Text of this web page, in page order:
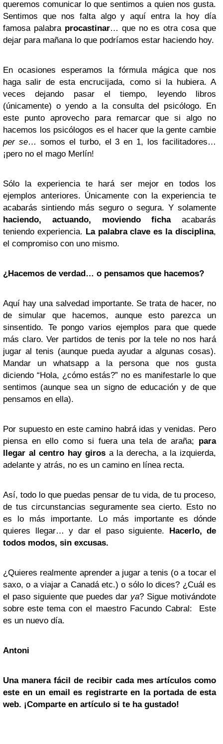
queremos comunicar lo que sentimos a quien nos gusta.
Sentimos que nos falta algo y aquí entra la hoy día
famosa palabra procastinar… que no es otra cosa que
dejar para mañana lo que podríamos estar haciendo hoy.
En ocasiones esperamos la fórmula mágica que nos
haga salir de esta encrucijada, como si la hubiera. A
veces dejando pasar el tiempo, leyendo libros
(únicamente) o yendo a la consulta del psicólogo. En
este punto aprovecho para remarcar que si algo no
hacemos los psicólogos es el hacer que la gente cambie
per se… somos el turbo, el 3 en 1, los facilitadores…
¡pero no el mago Merlín!
Sólo la experiencia te hará ser mejor en todos los
ejemplos anteriores. Únicamente con la experiencia te
acabarás sintiendo más seguro o segura. Y solamente
haciendo, actuando, moviendo fichaacabarás
teniendo experiencia. La palabra clave es la disciplina,
el compromiso con uno mismo.
¿Hacemos de verdad… o pensamos que hacemos?
Aquí hay una salvedad importante. Se trata de hacer, no
de simular que hacemos, aunque esto parezca un
sinsentido. Te pongo varios ejemplos para que quede
más claro. Ver partidos de tenis por la tele no nos hará
jugar al tenis (aunque pueda ayudar a algunas cosas).
Mandar un whatsapp a la persona que nos gusta
diciendo “Hola, ¿cómo estás?” no es manifestarle lo que
sentimos (aunque sea un signo de educación y de que
pensamos en ella).
Por supuesto en este camino habrá idas y venidas. Pero
piensa en ello como si fuera una tela de araña; para
llegar al centro hay girosa la derecha, a la izquierda,
adelante y atrás, no es un camino en línea recta.
Así, todo lo que puedas pensar de tu vida, de tu proceso,
de tus circunstancias seguramente sea cierto. Esto no
es lo más importante. Lo más importante es dónde
quieres llegar… y dar el paso siguiente. Hacerlo, de
todos modos, sin excusas.
¿Quieres realmente aprender a jugar a tenis (o a tocar el
saxo, o a viajar a Canadá etc.) o sólo lo dices? ¿Cuál es
el paso siguiente que puedes dar ya? Sigue motivándote
sobre este tema con el maestro Facundo Cabral: Este
es un nuevo día.
Antoni
Una manera fácil de recibir cada mes artículos como
este en un email es registrarte en la portada de esta
web. ¡Comparte en artículo si te ha gustado!